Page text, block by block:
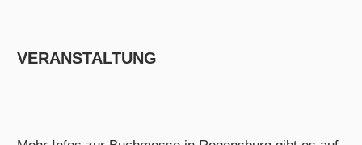
VERANSTALTUNG